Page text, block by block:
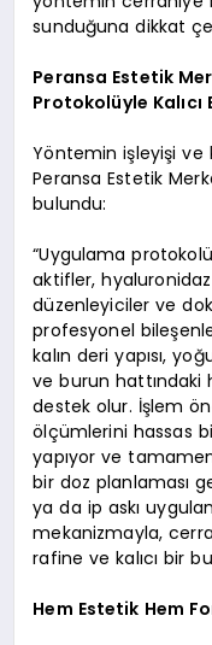
sunduğuna dikkat
Peransa Estetik
Protokolüyle Kalıcı
Yöntemin işleyişi ve
Peransa Estetik
bulundu:
“Uygulama
aktifler,
düzenleyiciler ve
profesyonel
kalın deri yapısı,
ve burun hattındaki
destek olur. İşlem
ölçümlerini hassas
yapıyor ve
bir doz planlaması
ya da ip askı
mekanizmayla,
rafine ve kalıcı bir
Hem Estetik Hem